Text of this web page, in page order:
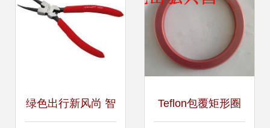
绿色出行新风尚 智 Teflon包覆矩形圈